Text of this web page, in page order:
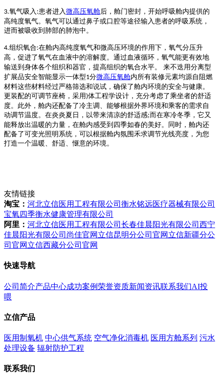
3.氧气吸入 :患者进入微高压氧舱后，舱门密封，开始呼吸舱内提供的
高纯度氧气。氧气可以通过鼻子或口腔等途径输入患者的呼吸系统，
进而被吸收到肺部的肺泡中。
4.组织氧合:在舱内高纯度氧气和微高压环境的作用下，氧气分压升
高，促进了氧气在血液中的溶解度。通过血液循环，氧气能更有效地
输送到身体各个组织和器官，提高组织的氧合水平。
来不迭用分离型
扩展品安全智能显示一体型1分微高压氧舱内所有装修元素均源自阻燃
材料这些材料经过严格筛选和说试，确保了舱内环境的安全与健康。
更装配的可调节座椅，采用 )体工程学设计，充分考虑了乘坐者的舒适
度。此外，舱内还配备了冷主调、能够根据外界环境和乘客的需求自
动调节温度。在炎炎夏日，以带来清凉的舒适感;而在寒冷冬季，它又
能释放出温暖的力量，在舱内感受到四季如春的美好。同时，舱内还
配备了可变光照明系统，可以根据舱内氛围禾求调节光线亮度，为您
打造一个温暖、舒适、惬意的环境。
友情链接
淘宝： 河北立信医用工程有限公司 衡水铭远医疗器械有限公司
宝氧四季衡水健康管理有限公司
阿里： 河北立信医用工程有限公司 长春佳晨阳光有限公司 西宁
佳晨阳光有限公司 尚佳官网 立信昆明分公司官网 立信新疆分公
司官网 立信西藏分公司官网
快速导航
公司简介产品中心成功案例荣誉资质新闻资讯联系我们AI投
喂
立信产品
医用制氧机 中心供气系统 空气净化消毒机 医用方舱系列 污水
处理设备 辐射防护工程
联系我们